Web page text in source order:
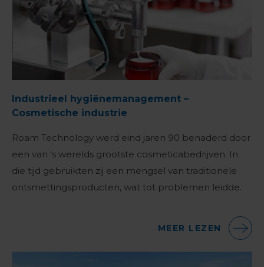
Industrieel hygiënemanagement –
Cosmetische industrie
Roam Technology werd eind jaren 90 benaderd door
een van ‘s werelds grootste cosmeticabedrijven. In
die tijd gebruikten zij een mengsel van traditionele
ontsmettingsproducten, wat tot problemen leidde.
MEER LEZEN